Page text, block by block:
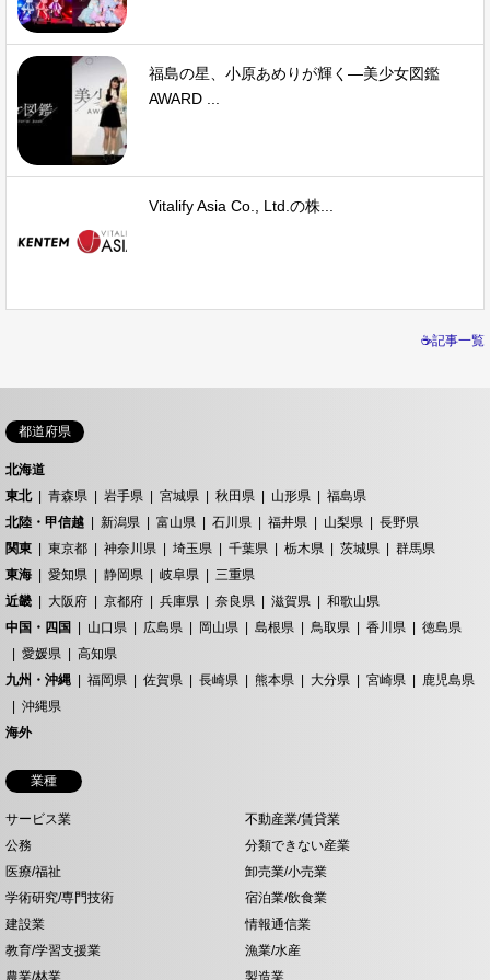
福島の星、小原あめりが輝く—美少女図鑑
AWARD ...
Vitalify Asia Co., Ltd.の株...
☕記事一覧
都道府県
北海道
東北
青森県 岩手県 宮城県 秋田県 山形県
福島県
北陸・甲信越
新潟県 富山県 石川県 福井県 山梨県
長野県
関東
東京都 神奈川県 埼玉県 千葉県 栃木県 茨城県
群馬県
東海
愛知県 静岡県 岐阜県
三重県
近畿
大阪府 京都府 兵庫県 奈良県 滋賀県
和歌山県
中国・四国
山口県 広島県 岡山県 島根県 鳥取県 香川県
徳島県
愛媛県
高知県
九州・沖縄
福岡県 佐賀県 長崎県 熊本県 大分県 宮崎県
鹿児島県
沖縄県
海外
業種
サービス業
不動産業/賃貸業
公務
分類できない産業
医療/福祉
卸売業/小売業
学術研究/専門技術
宿泊業/飲食業
建設業
情報通信業
教育/学習支援業
漁業/水産